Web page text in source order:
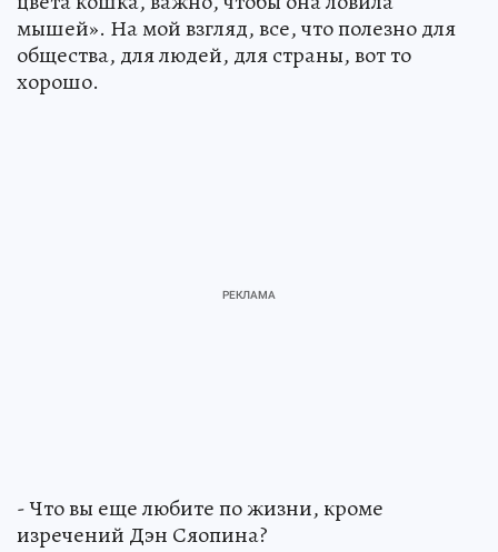
мышей». На мой взгляд, все, что полезно для
общества, для людей, для страны, вот то
хорошо.
- Что вы еще любите по жизни, кроме
изречений Дэн Сяопина?